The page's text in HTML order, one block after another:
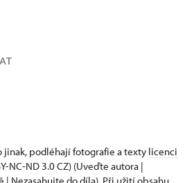
jinak, podléhají fotografie a texty licenci
NC-ND 3.0 CZ) (Uveďte autora |